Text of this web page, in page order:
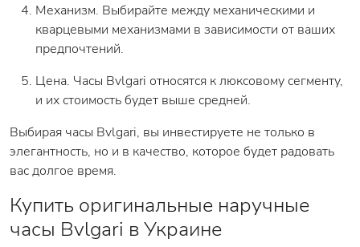
Механизм. Выбирайте между механическими и
кварцевыми механизмами в зависимости от ваших
предпочтений.
Цена. Часы Bvlgari относятся к люксовому сегменту,
и их стоимость будет выше средней.
Выбирая часы Bvlgari, вы инвестируете не только в
элегантность, но и в качество, которое будет радовать
вас долгое время.
Купить оригинальные наручные
часы Bvlgari в Украине